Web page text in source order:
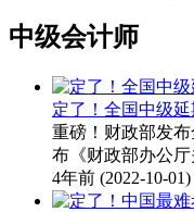
中级会计师
定了！全国中级延
重磅！财政部发
布《财政部办公厅
4年前 (2022-10-01)